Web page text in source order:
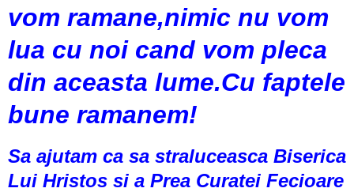
vom ramane,nimic nu vom
lua cu noi cand vom pleca
din aceasta lume.Cu faptele
bune ramanem!
Sa ajutam ca sa straluceasca Biserica
Lui Hristos si a Prea Curatei Fecioare